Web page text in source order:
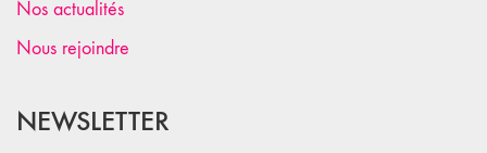
Nos actualités
Nous rejoindre
NEWSLETTER